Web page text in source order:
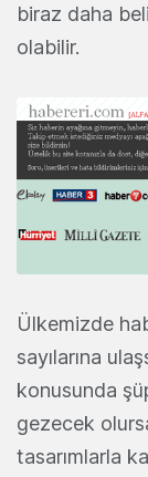
biraz daha
olabilir.
Ülkemizde
sayılarına
konusunda
gezecek
tasarımlarla